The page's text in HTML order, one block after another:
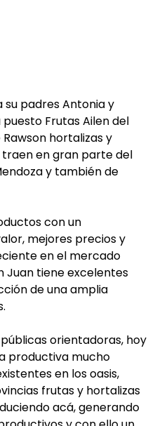
su padres Antonia y
Frutas Ailen del
hortalizas y
en gran parte del
y también de
con un
mejores precios y
en el mercado
Juan tiene excelentes
de una amplia
orientadoras, hoy
productiva mucho
en los oasis,
frutas y hortalizas
acá, generando